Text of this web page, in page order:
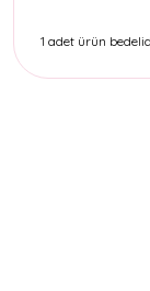
1 adet ürün
Ürün fiyatı